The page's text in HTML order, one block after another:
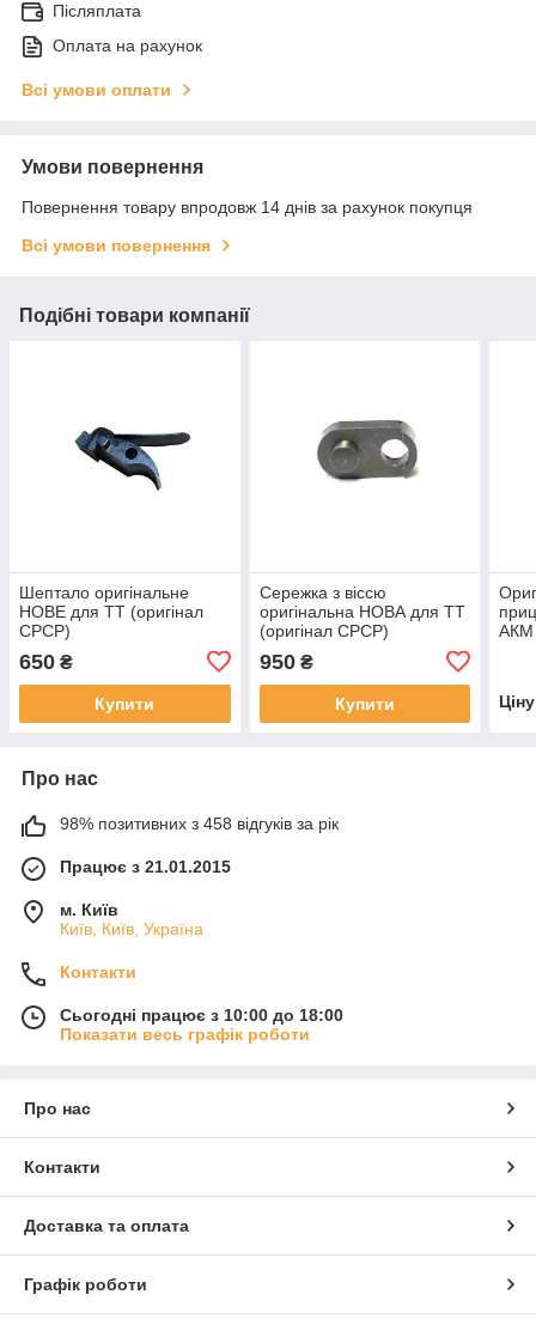
Післяплата
Оплата на рахунок
Всі умови оплати
Умови повернення
Повернення товару впродовж 14 днів за рахунок покупця
Всі умови повернення
Подібні товари компанії
Шептало оригінальне
НОВЕ для ТТ (оригінал
СРСР)
650 ₴
Купити
Сережка з віссю
оригінальна НОВА для ТТ
(оригінал СРСР)
950₴
Купити
АКМ
Про нас
98% позитивних з 458 відгуків за рік
Працює з 21.01.2015
м. Київ
Київ, Київ, Україна
Контакти
Сьогодні працює з 10:00 до 18:00
Показати весь графік роботи
Про нас
Контакти
Доставка та оплата
Графік роботи